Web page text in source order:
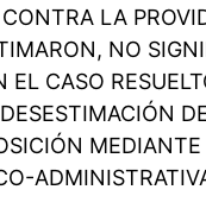
CONTRA LA
NO
EL CASO